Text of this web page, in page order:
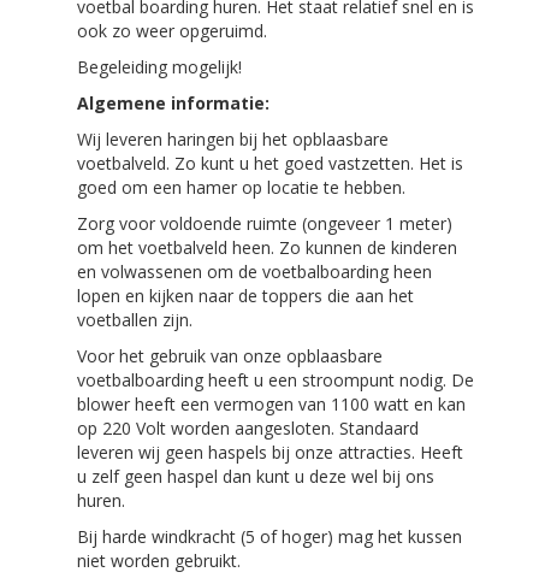
voetbal boarding huren. Het staat relatief snel en is
ook zo weer opgeruimd.
Begeleiding mogelijk!
Algemene informatie:
Wij leveren haringen bij het opblaasbare
voetbalveld. Zo kunt u het goed vastzetten. Het is
goed om een hamer op locatie te hebben.
Zorg voor voldoende ruimte (ongeveer 1 meter)
om het voetbalveld heen. Zo kunnen de kinderen
en volwassenen om de voetbalboarding heen
lopen en kijken naar de toppers die aan het
voetballen zijn.
Voor het gebruik van onze opblaasbare
voetbalboarding heeft u een stroompunt nodig. De
blower heeft een vermogen van 1100 watt en kan
op 220 Volt worden aangesloten. Standaard
leveren wij geen haspels bij onze attracties. Heeft
u zelf geen haspel dan kunt u deze wel bij ons
huren.
Bij harde windkracht (5 of hoger) mag het kussen
niet worden gebruikt.